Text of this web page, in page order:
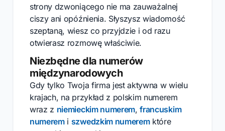
strony dzwoniącego nie ma zauważalnej
ciszy ani opóźnienia. Słyszysz wiadomość
szeptaną, wiesz co przyjdzie i od razu
otwierasz rozmowę właściwie.
Niezbędne dla numerów
międzynarodowych
Gdy tylko Twoja firma jest aktywna w wielu
krajach, na przykład z polskim numerem
wraz z niemieckim numerem,francuskim
numeremi szwedzkim numeremktóre